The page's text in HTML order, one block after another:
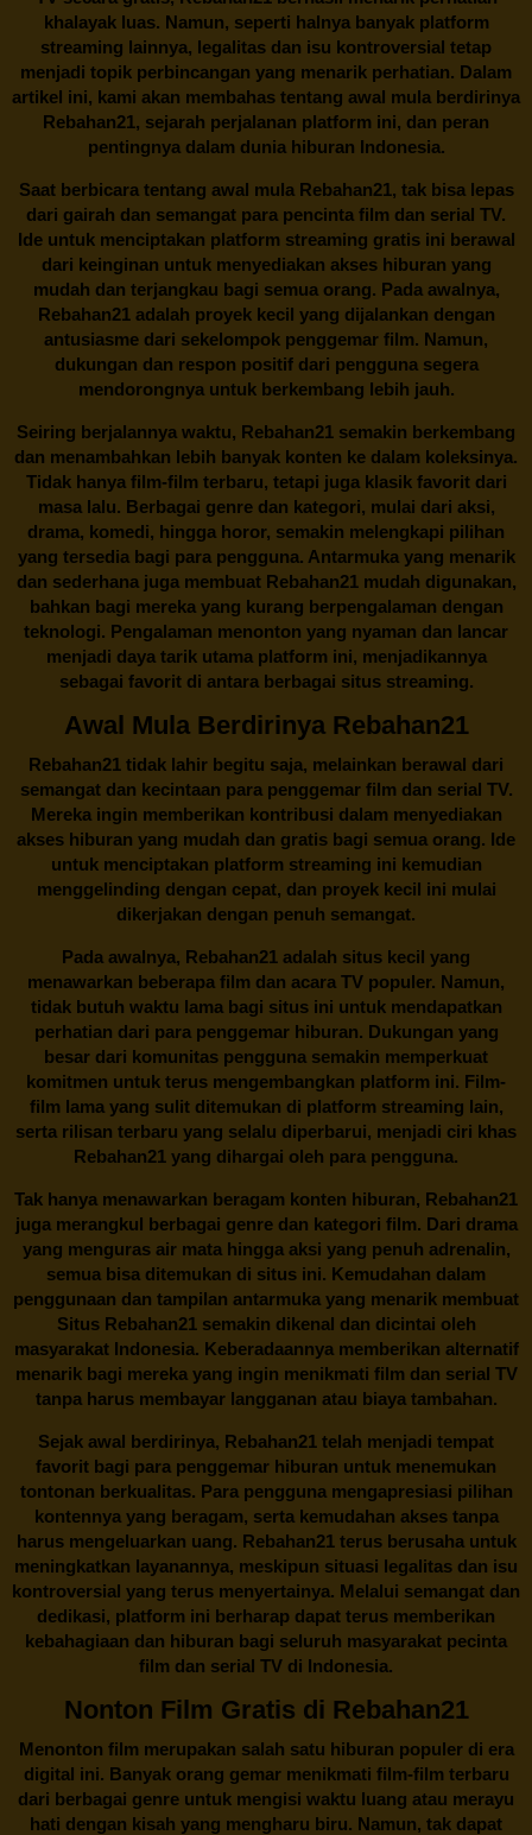
khalayak luas. Namun, seperti halnya banyak platform
streaming lainnya, legalitas dan isu kontroversial tetap
menjadi topik perbincangan yang menarik perhatian. Dalam
artikel ini, kami akan membahas tentang awal mula berdirinya
Rebahan21, sejarah perjalanan platform ini, dan peran
pentingnya dalam dunia hiburan Indonesia.
Saat berbicara tentang awal mula Rebahan21, tak bisa lepas
dari gairah dan semangat para pencinta film dan serial TV.
Ide untuk menciptakan platform streaming gratis ini berawal
dari keinginan untuk menyediakan akses hiburan yang
mudah dan terjangkau bagi semua orang. Pada awalnya,
Rebahan21 adalah proyek kecil yang dijalankan dengan
antusiasme dari sekelompok penggemar film. Namun,
dukungan dan respon positif dari pengguna segera
mendorongnya untuk berkembang lebih jauh.
Seiring berjalannya waktu, Rebahan21 semakin berkembang
dan menambahkan lebih banyak konten ke dalam koleksinya.
Tidak hanya film-film terbaru, tetapi juga klasik favorit dari
masa lalu. Berbagai genre dan kategori, mulai dari aksi,
drama, komedi, hingga horor, semakin melengkapi pilihan
yang tersedia bagi para pengguna. Antarmuka yang menarik
dan sederhana juga membuatRebahan21mudah digunakan,
bahkan bagi mereka yang kurang berpengalaman dengan
teknologi. Pengalaman menonton yang nyaman dan lancar
menjadi daya tarik utama platform ini, menjadikannya
sebagai favorit di antara berbagai situs streaming.
Awal Mula Berdirinya Rebahan21
Rebahan21 tidak lahir begitu saja, melainkan berawal dari
semangat dan kecintaan para penggemar film dan serial TV.
Mereka ingin memberikan kontribusi dalam menyediakan
akses hiburan yang mudah dan gratis bagi semua orang. Ide
untuk menciptakan platform streaming ini kemudian
menggelinding dengan cepat, dan proyek kecil ini mulai
dikerjakan dengan penuh semangat.
Pada awalnya, Rebahan21 adalah situs kecil yang
menawarkan beberapa film dan acara TV populer. Namun,
tidak butuh waktu lama bagi situs ini untuk mendapatkan
perhatian dari para penggemar hiburan. Dukungan yang
besar dari komunitas pengguna semakin memperkuat
komitmen untuk terus mengembangkan platform ini. Film-
film lama yang sulit ditemukan di platform streaming lain,
serta rilisan terbaru yang selalu diperbarui, menjadi ciri khas
Rebahan21 yang dihargai oleh para pengguna.
Tak hanya menawarkan beragam konten hiburan, Rebahan21
juga merangkul berbagai genre dan kategori film. Dari drama
yang menguras air mata hingga aksi yang penuh adrenalin,
semua bisa ditemukan di situs ini. Kemudahan dalam
penggunaan dan tampilan antarmuka yang menarik membuat
Situs Rebahan21semakin dikenal dan dicintai oleh
masyarakat Indonesia. Keberadaannya memberikan alternatif
menarik bagi mereka yang ingin menikmati film dan serial TV
tanpa harus membayar langganan atau biaya tambahan.
Sejak awal berdirinya, Rebahan21 telah menjadi tempat
favorit bagi para penggemar hiburan untuk menemukan
tontonan berkualitas. Para pengguna mengapresiasi pilihan
kontennya yang beragam, serta kemudahan akses tanpa
harus mengeluarkan uang. Rebahan21terus berusaha untuk
meningkatkan layanannya, meskipun situasi legalitas dan isu
kontroversial yang terus menyertainya. Melalui semangat dan
dedikasi, platform ini berharap dapat terus memberikan
kebahagiaan dan hiburan bagi seluruh masyarakat pecinta
film dan serial TV di Indonesia.
Nonton Film Gratis di Rebahan21
Menonton film merupakan salah satu hiburan populer di era
digital ini. Banyak orang gemar menikmati film-film terbaru
dari berbagai genre untuk mengisi waktu luang atau merayu
hati dengan kisah yang mengharu biru. Namun, tak dapat